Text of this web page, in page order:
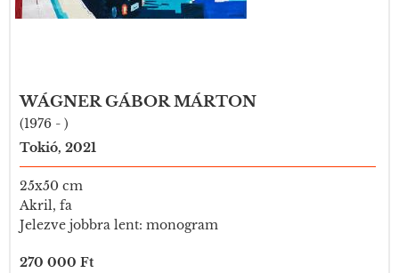
WÁGNER GÁBOR MÁRTON
(1976 - )
Tokió, 2021
25x50 cm
Akril, fa
Jelezve jobbra lent: monogram
270 000 Ft